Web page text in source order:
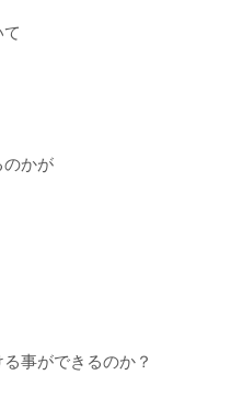
のかが
事ができるのか？